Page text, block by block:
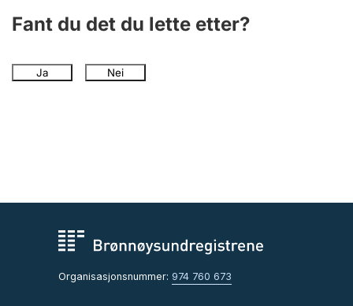
Fant du det du lette etter?
Ja Nei
Organisasjonsnummer: 974 760 673